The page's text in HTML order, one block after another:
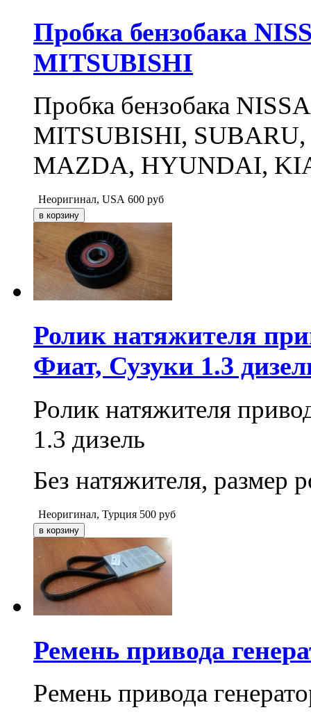
Пробка бензобака
MITSUBISHI
Пробка бензобака
MITSUBISHI,
MAZDA, HYUNDAI,
Неоригинал, USA 600 руб
Ролик натяжителя
Фиат, Сузуки 1.3
Ролик натяжителя
1.3 дизель
Без натяжителя, размер
Неоригинал, Турция 500 руб
Ремень привода
Ремень привода